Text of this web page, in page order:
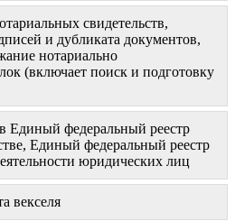
свидетельств,
и дубликата документов,
нотариально
(включает поиск и подготовку
Единый федеральный реестр
Единый федеральный реестр
юридических лиц
векселя